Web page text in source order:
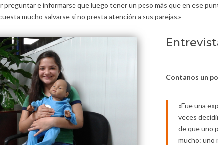
preguntar e informarse que luego tener un peso más que en ese
mucho salvarse si no presta atención a sus parejas.»
Contanos un
«Fue una
veces
de que uno
mucho: uno